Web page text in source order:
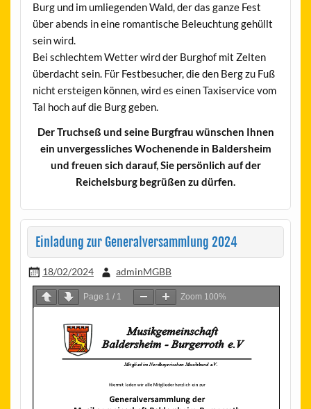
Burg und im umliegenden Wald, der das ganze Fest
über abends in eine romantische Beleuchtung gehüllt
sein wird.
Bei schlechtem Wetter wird der Burghof mit Zelten
überdacht sein. Für Festbesucher, die den Berg zu Fuß
nicht ersteigen können, wird es einen Taxiservice vom
Tal hoch auf die Burg geben.
Der Truchseß und seine Burgfrau wünschen Ihnen
ein unvergessliches Wochenende in Baldersheim
und freuen sich darauf, Sie persönlich auf der
Reichelsburg begrüßen zu dürfen.
Einladung zur Generalversammlung 2024
18/02/2024 adminMGBB
Page 1 / 1 Zoom 100%